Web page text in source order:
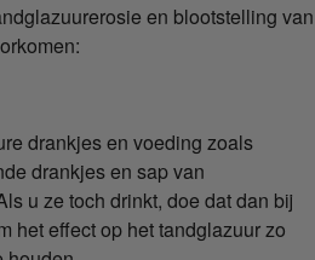
en blootstelling van
drankjes en voeding zoals
drankjes en sap van
u ze toch drinkt, doe dat dan bij
het effect op het tandglazuur zo